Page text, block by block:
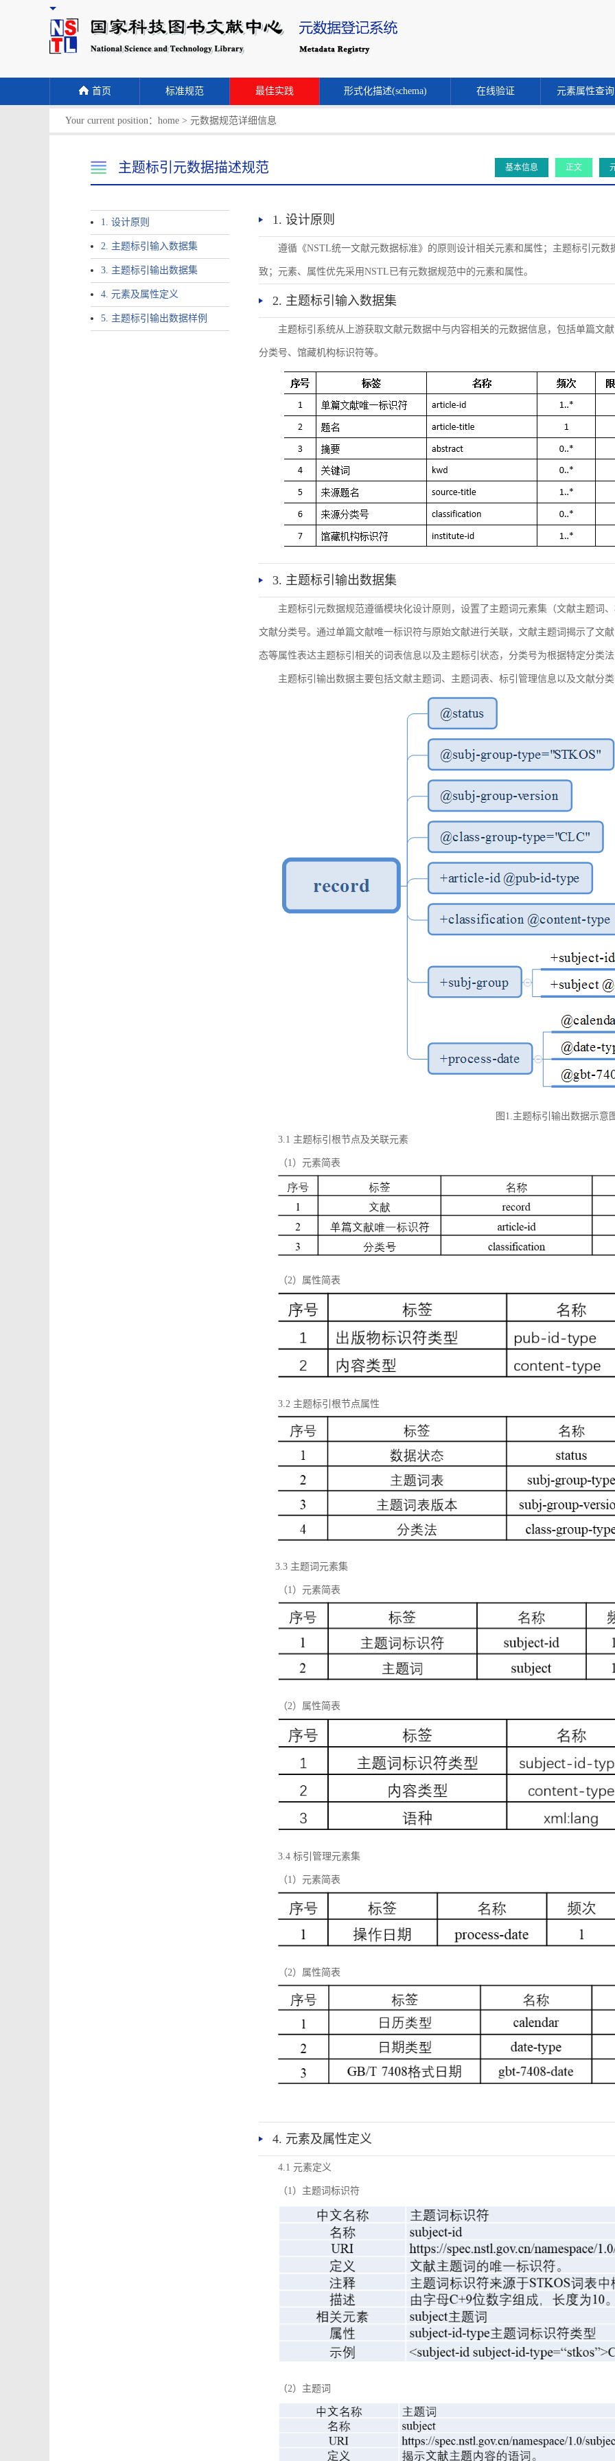
首页 标准规范 最佳实践 形式化描述(schema) 在线验证 元素属性查询
Your current position： home > 元数据规范详细信息
主题标引元数据描述规范 基本信息 正文
1. 设计原则
2. 主题标引输入数据集
3. 主题标引输出数据集
4. 元素及属性定义
5. 主题标引输出数据样例
1. 设计原则
遵循《NSTL统一文献元数据标准》的原则设计相关元素和属性；主题标引元
致；元素、属性优先采用NSTL已有元数据规范中的元素和属性。
2. 主题标引输入数据集
主题标引系统从上游获取文献元数据中与内容相关的元数据信息，包括单篇文
分类号、馆藏机构标识符等。
3. 主题标引输出数据集
主题标引元数据规范遵循模块化设计原则，设置了主题词元素集（文献主题词
文献分类号。通过单篇文献唯一标识符与原始文献进行关联，文献主题词揭示了文
态等属性表达主题标引相关的词表信息以及主题标引状态，分类号为根据特定分类
主题标引输出数据主要包括文献主题词、主题词表、标引管理信息以及文献分
图1.主题标引输出数据示意
3.1 主题标引根节点及关联元素
（1）元素简表
（2）属性简表
3.2 主题标引根节点属性
3.3 主题词元素集
（1）元素简表
（2）属性简表
3.4 标引管理元素集
（1）元素简表
（2）属性简表
4. 元素及属性定义
4.1 元素定义
（1）主题词标识符
（2）主题词